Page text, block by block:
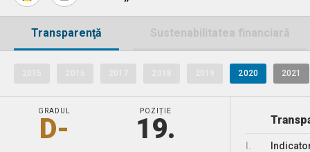
Transparenţă Sustenabilitatea financiară
2020 2021
GRADUL
D-
POZIȚIE
19.